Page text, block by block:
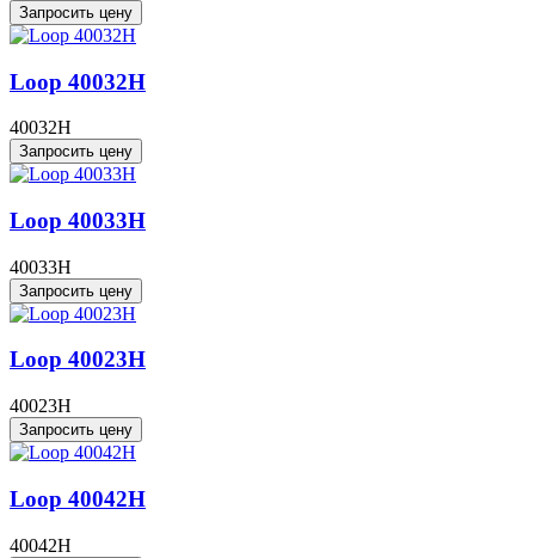
Запросить цену
Loop 40032H
40032H
Запросить цену
Loop 40033H
40033H
Запросить цену
Loop 40023H
40023H
Запросить цену
Loop 40042H
40042H